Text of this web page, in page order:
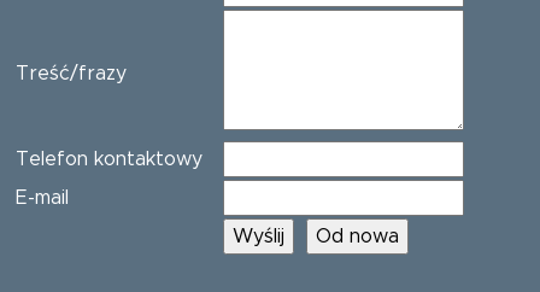
Treść/frazy
Telefon kontaktowy
E-mail